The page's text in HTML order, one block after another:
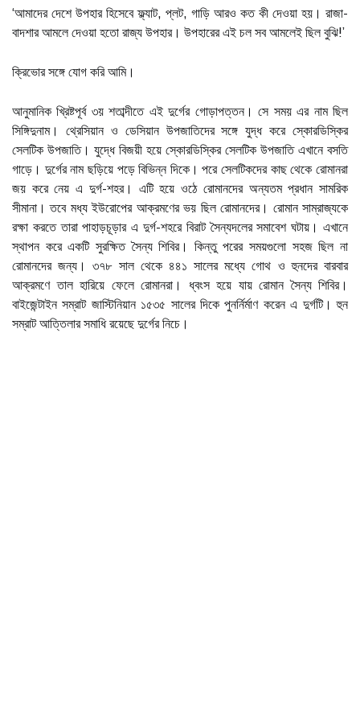
‘আমাদের দেশে উপহার হিসেবে ফ্ল্যাট, প্লট, গাড়ি আরও কত কী দেওয়া হয়। রাজা-
বাদশার আমলে দেওয়া হতো রাজ্য উপহার। উপহারের এই চল সব আমলেই ছিল বুঝি!’
ক্রিভোর সঙ্গে যোগ করি আমি।
আনুমানিক খ্রিষ্টপূর্ব ৩য় শতাব্দীতে এই দুর্গের গোড়াপত্তন। সে সময় এর নাম ছিল
সিঙ্গিদুনাম। থ্রেসিয়ান ও ডেসিয়ান উপজাতিদের সঙ্গে যুদ্ধ করে স্কোরডিস্কির
সেলটিক উপজাতি। যুদ্ধে বিজয়ী হয়ে স্কোরডিস্কির সেলটিক উপজাতি এখানে বসতি
গাড়ে। দুর্গের নাম ছড়িয়ে পড়ে বিভিন্ন দিকে। পরে সেলটিকদের কাছ থেকে রোমানরা
জয় করে নেয় এ দুর্গ-শহর। এটি হয়ে ওঠে রোমানদের অন্যতম প্রধান সামরিক
সীমানা। তবে মধ্য ইউরোপের আক্রমণের ভয় ছিল রোমানদের। রোমান সাম্রাজ্যকে
রক্ষা করতে তারা পাহাড়চূড়ার এ দুর্গ-শহরে বিরাট সৈন্যদলের সমাবেশ ঘটায়। এখানে
স্থাপন করে একটি সুরক্ষিত সৈন্য শিবির। কিন্তু পরের সময়গুলো সহজ ছিল না
রোমানদের জন্য। ৩৭৮ সাল থেকে ৪৪১ সালের মধ্যে গোথ ও হুনদের বারবার
আক্রমণে তাল হারিয়ে ফেলে রোমানরা। ধ্বংস হয়ে যায় রোমান সৈন্য শিবির।
বাইজেন্টাইন সম্রাট জাস্টিনিয়ান ১৫৩৫ সালের দিকে পুনর্নির্মাণ করেন এ দুর্গটি। হুন
সম্রাট আত্তিলার সমাধি রয়েছে দুর্গের নিচে।